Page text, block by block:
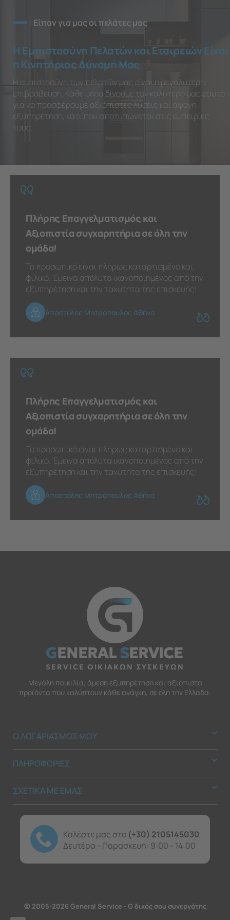
Είπαν για μας οι πελάτες μας
Η Εμπιστοσύνη Πελατών και Εταιρειών Είναι
η Κινητήριος Δύναμή Μας
Η εμπιστοσύνη των πελατών μας είναι η μεγαλύτερη
επιβράβευση. Κάθε μέρα δίνουμε τον καλύτερό μας εαυτό
για να προσφέρουμε αξιόπιστες λύσεις και άψογη
εξυπηρέτηση, κάτι που αποτυπώνεται στις εμπειρίες
τους.
Πλήρης Επαγγελματισμός και
Αξιοπιστία συγχαρητήρια σε όλη την
ομάδα!
Το προσωπικό είναι πλήρως καταρτισμένο και
φιλικό. Έμεινα απόλυτα ικανοποιημένος από την
εξυπηρέτηση και την ταχύτητα της επισκευής!
Αποστόλης Μητρόπουλος Αθήνα
Πλήρης Επαγγελματισμός και
Αξιοπιστία συγχαρητήρια σε όλη την
ομάδα!
Το προσωπικό είναι πλήρως καταρτισμένο και
φιλικό. Έμεινα απόλυτα ικανοποιημένος από την
εξυπηρέτηση και την ταχύτητα της επισκευής!
Αποστόλης Μητρόπουλος Αθήνα
GENERALSERVICE
SERVICE ΟΙΚΙΑΚΩΝ ΣΥΣΚΕΥΩΝ
Μεγάλη ποικιλία, άμεση εξυπηρέτηση και αξιόπιστα
προϊόντα που καλύπτουν κάθε ανάγκη, σε όλη την Ελλάδα.
Ο ΛΟΓΑΡΙΑΣΜΟΣ ΜΟΥ
ΠΛΗΡΟΦΟΡΙΕΣ
ΣΧΕΤΙΚΑ ΜΕ ΕΜΑΣ
Καλέστε μας στο (+30) 2105145030
Δευτέρα - Παρασκευή: 9:00 - 14:00
© 2005-2026 General Service - Ο δικός σου συνεργάτης